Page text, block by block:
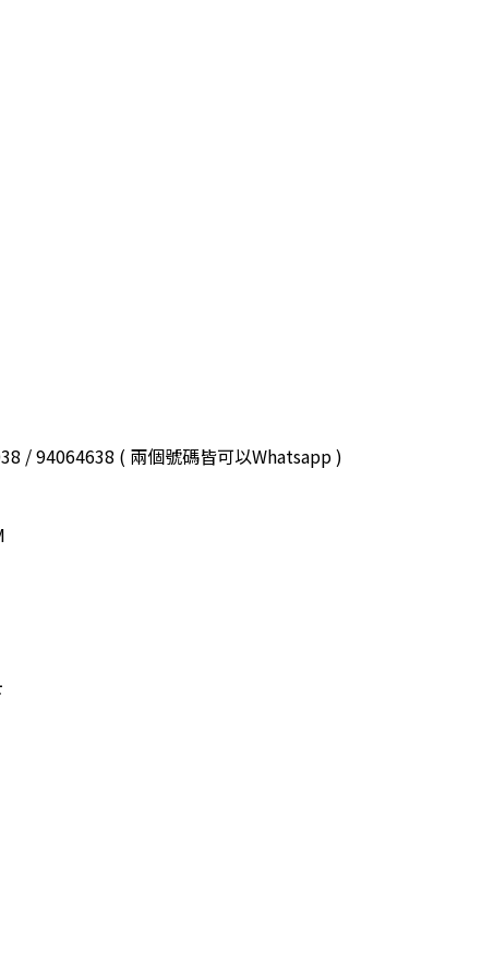
/ 94064638 ( 兩個號碼皆可以Whatsapp )